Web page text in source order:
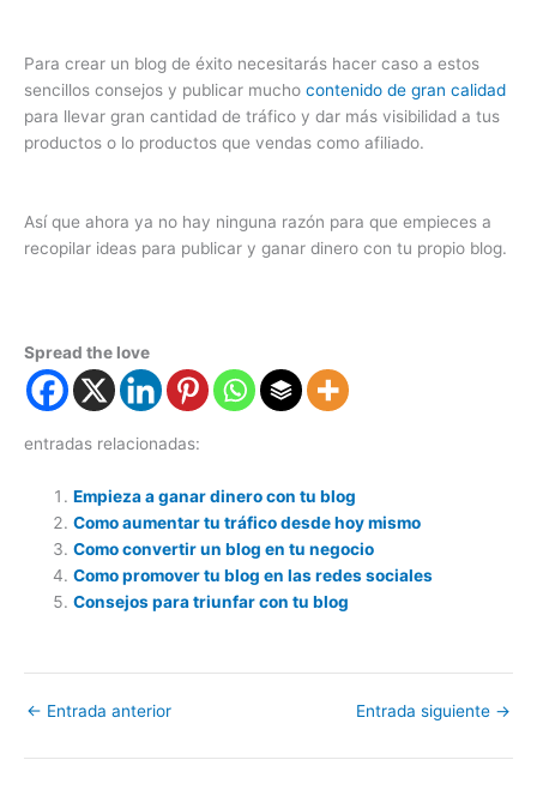
Para crear un blog de éxito necesitarás hacer caso a estos
sencillos consejos y publicar mucho contenido de gran calidad
para llevar gran cantidad de tráfico y dar más visibilidad a tus
productos o lo productos que vendas como afiliado.
Así que ahora ya no hay ninguna razón para que empieces a
recopilar ideas para publicar y ganar dinero con tu propio blog.
Spread the love
entradas relacionadas:
Empieza a ganar dinero con tu blog
Como aumentar tu tráfico desde hoy mismo
Como convertir un blog en tu negocio
Como promover tu blog en las redes sociales
Consejos para triunfar con tu blog
← Entrada anterior Entrada siguiente →